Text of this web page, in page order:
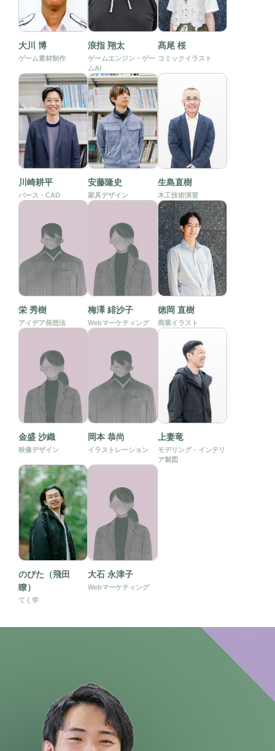
大川 博
ゲーム素材制作
浪指 翔太
ゲームエンジン・ゲー
ムAI
髙尾 桜
コミックイラスト
川崎耕平
パース・CAD
安藤隆史
家具デザイン
生島直樹
木工技術演習
栄 秀樹
アイデア発想法
梅澤 緋沙子
Webマーケティング
徳岡 直樹
商業イラスト
金盛 沙織
映像デザイン
岡本 恭尚
イラストレーション
上妻竜
モデリング・インテリ
ア製図
のびた（飛田
瞭）
てく学
大石 永津子
Webマーケティング